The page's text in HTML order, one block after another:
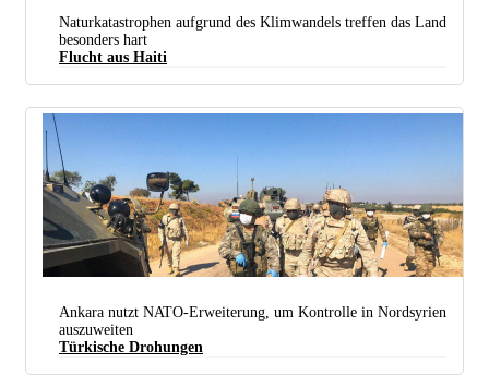
Kubanische Küstenwache und Sanitäter bei der Rettung der in Seenot geratenen Flüchtlinge aus
Naturkatastrophen aufgrund des Klimwandels treffen das Land
besonders hart
Flucht aus Haiti
Ankara nutzt NATO-Erweiterung, um Kontrolle in Nordsyrien
auszuweiten
Türkische Drohungen